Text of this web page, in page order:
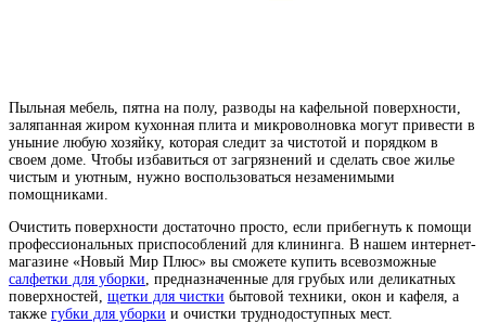
Пыльная мебель, пятна на полу, разводы на кафельной поверхности,
заляпанная жиром кухонная плита и микроволновка могут привести в
уныние любую хозяйку, которая следит за чистотой и порядком в
своем доме. Чтобы избавиться от загрязнений и сделать свое жилье
чистым и уютным, нужно воспользоваться незаменимыми
помощниками.
Очистить поверхности достаточно просто, если прибегнуть к помощи
профессиональных приспособлений для клининга. В нашем интернет-
магазине «Новый Мир Плюс» вы сможете купить всевозможные
салфетки для уборки , предназначенные для грубых или деликатных
поверхностей, щетки для чистки бытовой техники, окон и кафеля, а
также губки для уборки и очистки труднодоступных мест.